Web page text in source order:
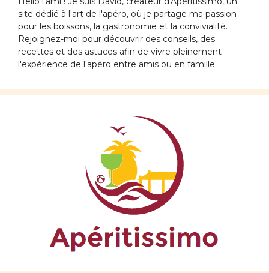
site dédié à l'art de l'apéro, où je partage ma passion
pour les boissons, la gastronomie et la convivialité.
Rejoignez-moi pour découvrir des conseils, des
recettes et des astuces afin de vivre pleinement
l'expérience de l'apéro entre amis ou en famille.